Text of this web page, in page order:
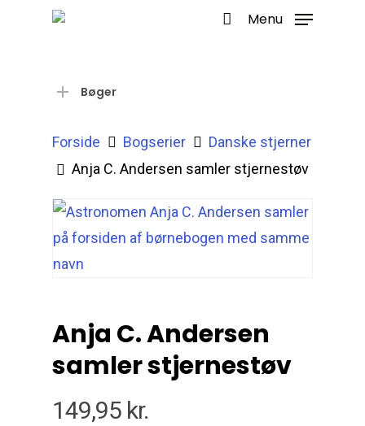
Menu
Bøger
Forside Bogserier
Danske stjerner
Anja C. Andersen samler stjernestøv
Anja C. Andersen
samler stjernestøv
149,95 kr.